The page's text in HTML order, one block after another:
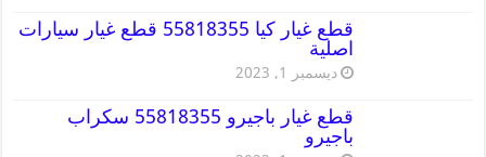
قطع غيار كيا 55818355 قطع غيار سيارات
اصلية
ديسمبر 1, 2023
قطع غيار باجيرو 55818355 سكراب
باجيرو